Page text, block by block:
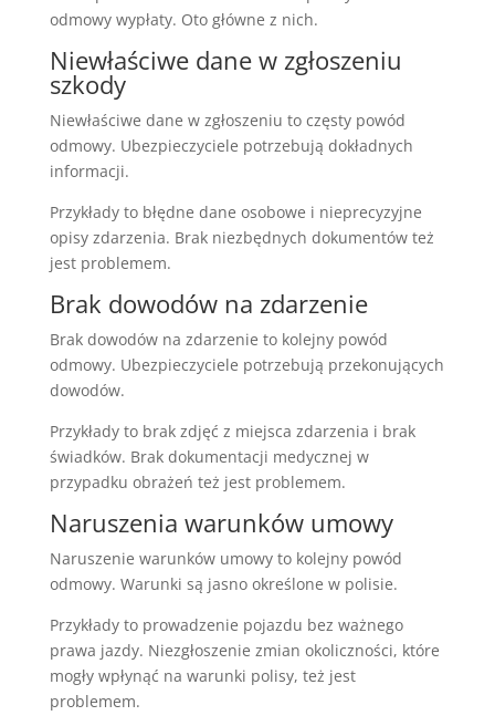
odmowy wypłaty. Oto główne z nich.
Niewłaściwe dane w zgłoszeniu
szkody
Niewłaściwe dane w zgłoszeniu to częsty powód
odmowy. Ubezpieczyciele potrzebują dokładnych
informacji.
Przykłady to błędne dane osobowe i nieprecyzyjne
opisy zdarzenia. Brak niezbędnych dokumentów też
jest problemem.
Brak dowodów na zdarzenie
Brak dowodów na zdarzenie to kolejny powód
odmowy. Ubezpieczyciele potrzebują przekonujących
dowodów.
Przykłady to brak zdjęć z miejsca zdarzenia i brak
świadków. Brak dokumentacji medycznej w
przypadku obrażeń też jest problemem.
Naruszenia warunków umowy
Naruszenie warunków umowy to kolejny powód
odmowy. Warunki są jasno określone w polisie.
Przykłady to prowadzenie pojazdu bez ważnego
prawa jazdy. Niezgłoszenie zmian okoliczności, które
mogły wpłynąć na warunki polisy, też jest
problemem.